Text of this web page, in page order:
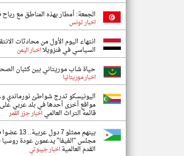
الجمعة: أمطار بهذه المناطق مع رياح
اخبار تونس
انتهاء اليوم الأول من محادثات
السياسي في فنزويلااخبار اليمن
حياة شاب موريتاني بين كثبان
اخبار موريتانيا
اليونيسكو تدرج شواطئ نورماندي
مواقع أخرى أحدها في بلد عربي على
قائمة التراث العالمياخبار جزر القمر
بينهم ممثلو 7 دول
مجلس "الفيفا" يدعمون عودة روسيا
القدم العالميةاخبار جيبوتي